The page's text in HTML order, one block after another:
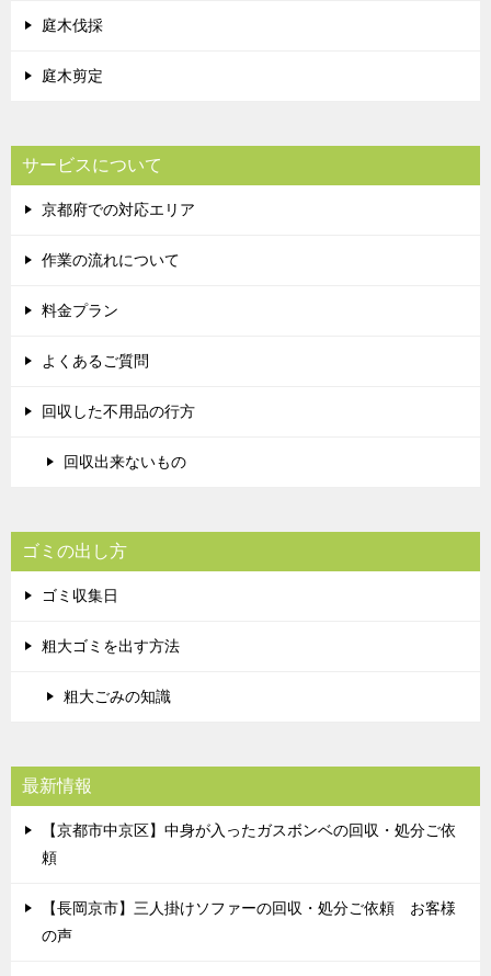
庭木伐採
庭木剪定
サービスについて
京都府での対応エリア
作業の流れについて
料金プラン
よくあるご質問
回収した不用品の行方
回収出来ないもの
ゴミの出し方
ゴミ収集日
粗大ゴミを出す方法
粗大ごみの知識
最新情報
【京都市中京区】中身が入ったガスボンベの回収・処分ご依
頼
【長岡京市】三人掛けソファーの回収・処分ご依頼 お客様
の声